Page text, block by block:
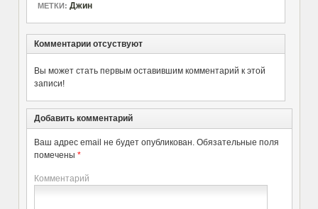
МЕТКИ: Джин
Комментарии отсуствуют
Вы может стать первым оставившим комментарий к этой
записи!
Добавить комментарий
Ваш адрес email не будет опубликован. Обязательные поля
помечены *
Комментарий